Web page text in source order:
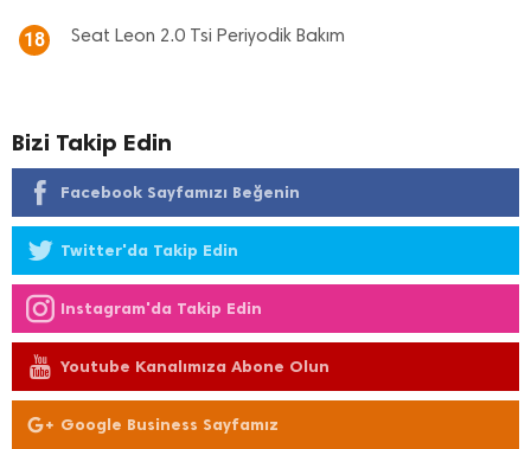
18 Seat Leon 2.0 Tsi Periyodik Bakım
Bizi Takip Edin
Facebook Sayfamızı Beğenin
Twitter'da Takip Edin
Instagram'da Takip Edin
Youtube Kanalımıza Abone Olun
Google Business Sayfamız